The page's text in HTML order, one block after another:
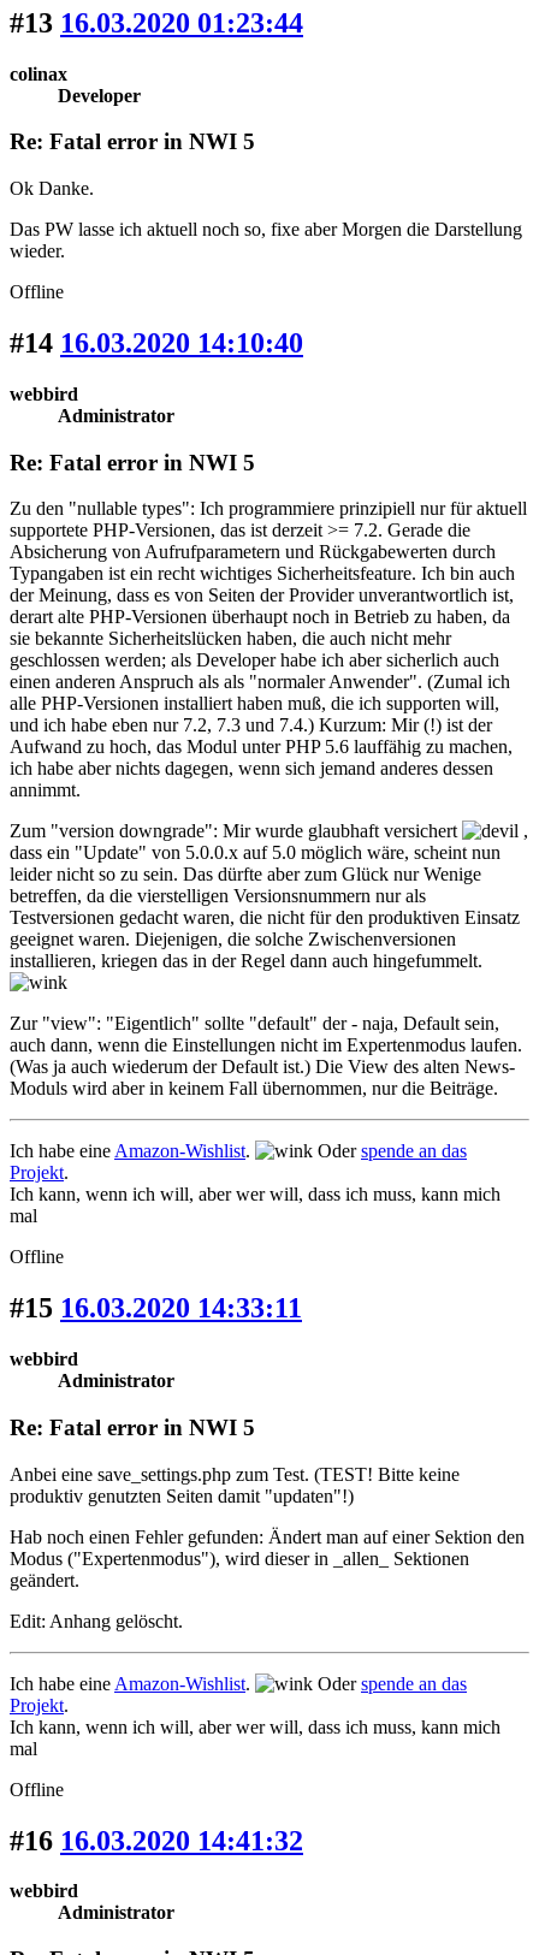
#13 16.03.2020 01:23:44
colinax
Developer
Re: Fatal error in NWI 5
Ok Danke.
Das PW lasse ich aktuell noch so, fixe aber Morgen die Darstellung
wieder.
Offline
#14 16.03.2020 14:10:40
webbird
Administrator
Re: Fatal error in NWI 5
Zu den "nullable types": Ich programmiere prinzipiell nur für aktuell
supportete PHP-Versionen, das ist derzeit >= 7.2. Gerade die
Absicherung von Aufrufparametern und Rückgabewerten durch
Typangaben ist ein recht wichtiges Sicherheitsfeature. Ich bin auch
der Meinung, dass es von Seiten der Provider unverantwortlich ist,
derart alte PHP-Versionen überhaupt noch in Betrieb zu haben, da
sie bekannte Sicherheitslücken haben, die auch nicht mehr
geschlossen werden; als Developer habe ich aber sicherlich auch
einen anderen Anspruch als als "normaler Anwender". (Zumal ich
alle PHP-Versionen installiert haben muß, die ich supporten will,
und ich habe eben nur 7.2, 7.3 und 7.4.) Kurzum: Mir (!) ist der
Aufwand zu hoch, das Modul unter PHP 5.6 lauffähig zu machen,
ich habe aber nichts dagegen, wenn sich jemand anderes dessen
annimmt.
Zum "version downgrade": Mir wurde glaubhaft versichert
,
dass ein "Update" von 5.0.0.x auf 5.0 möglich wäre, scheint nun
leider nicht so zu sein. Das dürfte aber zum Glück nur Wenige
betreffen, da die vierstelligen Versionsnummern nur als
Testversionen gedacht waren, die nicht für den produktiven Einsatz
geeignet waren. Diejenigen, die solche Zwischenversionen
installieren, kriegen das in der Regel dann auch hingefummelt.
Zur "view": "Eigentlich" sollte "default" der - naja, Default sein,
auch dann, wenn die Einstellungen nicht im Expertenmodus laufen.
(Was ja auch wiederum der Default ist.) Die View des alten News-
Moduls wird aber in keinem Fall übernommen, nur die Beiträge.
Ich habe eine Amazon-Wishlist. Oderspende an das
Projekt.
Ich kann, wenn ich will, aber wer will, dass ich muss, kann mich
mal
Offline
#15 16.03.2020 14:33:11
webbird
Administrator
Re: Fatal error in NWI 5
Anbei eine save_settings.php zum Test. (TEST! Bitte keine
produktiv genutzten Seiten damit "updaten"!)
Hab noch einen Fehler gefunden: Ändert man auf einer Sektion den
Modus ("Expertenmodus"), wird dieser in _allen_ Sektionen
geändert.
Edit: Anhang gelöscht.
Ich habe eine Amazon-Wishlist. Oderspende an das
Projekt.
Ich kann, wenn ich will, aber wer will, dass ich muss, kann mich
mal
Offline
#16 16.03.2020 14:41:32
webbird
Administrator